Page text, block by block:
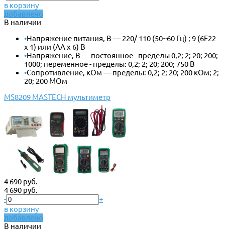
в корзину
добавлено
В наличии
•Напряжение питания, В — 220/ 110 (50~60 Гц) ; 9 (6F22
x 1) или (АА х 6) В
•Напряжение, В — постоянное - пределы 0,2; 2; 20; 200;
1000; переменное - пределы: 0,2; 2; 20; 200; 750 В
•Сопротивление, кОм — пределы: 0,2; 2; 20; 200 кОм; 2;
20; 200 МОм
MS8209 MASTECH мультиметр
4 690 руб.
4 690 руб.
-
+
в корзину
добавлено
В наличии